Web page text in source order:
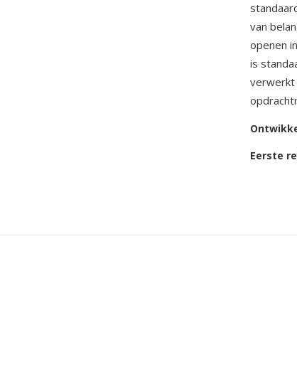
van
openen
is
verwerkt
Eerste